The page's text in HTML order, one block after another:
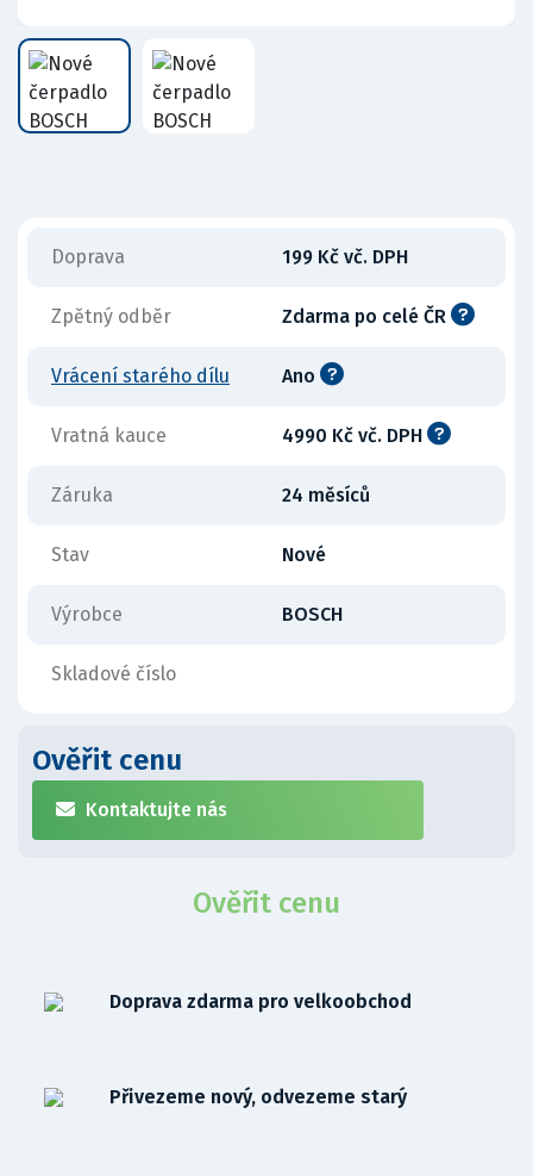
Doprava 199 Kč vč. DPH
Zpětný odběr Zdarma po celé ČR
Vrácení starého dílu Ano
Vratná kauce 4990 Kč vč. DPH
Záruka 24 měsíců
Stav Nové
Výrobce BOSCH
Skladové číslo
Ověřit cenu
Kontaktujte nás
Ověřit cenu
Doprava zdarma pro velkoobchod
Přivezeme nový, odvezeme starý